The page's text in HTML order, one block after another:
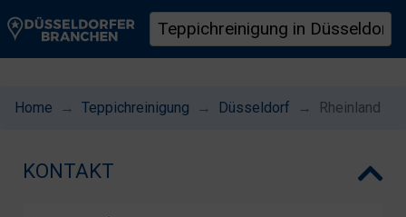
Home Teppichreinigung Düsseldorf Rheinland
KONTAKT